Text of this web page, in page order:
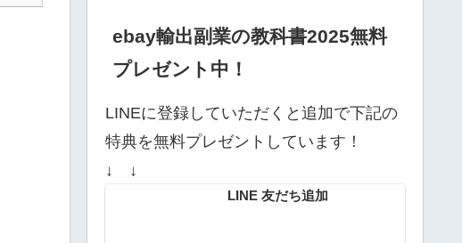
ebay輸出副業の教科書2025無料
プレゼント中！
LINEに登録していただくと追加で下記の
特典を無料プレゼントしています！
↓ ↓
LINE 友だち追加